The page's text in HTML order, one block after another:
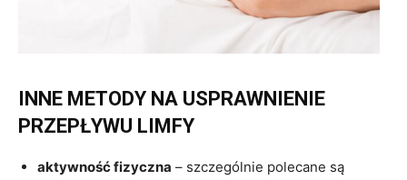
INNE METODY NA USPRAWNIENIE
PRZEPŁYWU LIMFY
aktywność fizyczna – szczególnie polecane są